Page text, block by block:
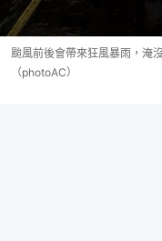
颱風前後會帶來狂風暴雨，淹
（photoAC）